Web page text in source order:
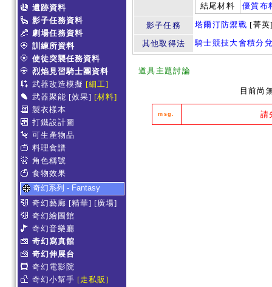
遺跡資料
影子任務資料
劇場任務資料
訓練所資料
使徒突襲任務資料
烈焰見習騎士團資料
武器改造模擬 [細工]
武器聚能 [效果] [材料]
製衣樣本
打鐵設計圖
可生產物品
料理食譜
角色稱號
食物效果
奇幻系列 - Fantasy
奇幻藝廊 [精華] [廣場]
奇幻繪圖館
奇幻音樂廳
奇幻寫真館
奇幻伸展台
奇幻電影院
奇幻小幫手 [走私販]
結尾材料
優質布
影子任務 塔爾汀防禦戰 [菁
其他取得法 騎士競技大會積分
道具主題討論
目前尚
msg. 請